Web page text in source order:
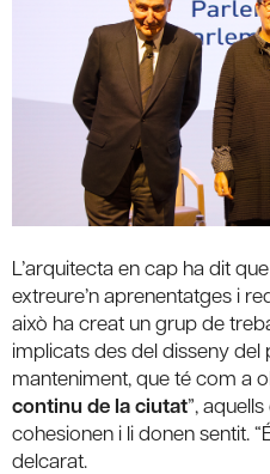
L’arquitecta en cap ha dit
extreure’n aprenentatges i
això ha creat un grup de
implicats des del disseny del
manteniment, que té com a
continu de la ciutat”,
cohesionen i li donen sentit.
delcarat.